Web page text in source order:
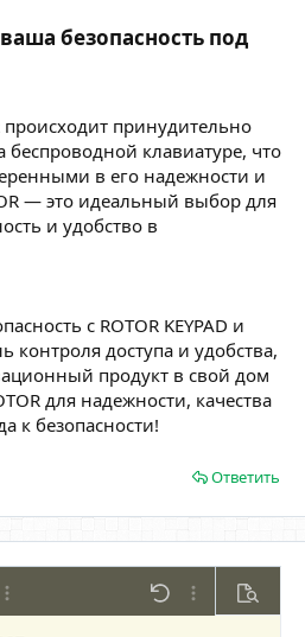
безопасность под
происходит принудительно
клавиатуре, что
в его надежности и
— это идеальный выбор для
и удобство в
с ROTOR KEYPAD и
доступа и удобства,
продукт в свой дом
для надежности, качества
к безопасности!
Ответить
изображение
Дополнительно... Отменить